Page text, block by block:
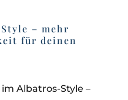
– mehr
für deinen
Albatros-Style –